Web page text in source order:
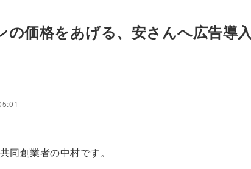
の価格をあげる、安さんへ広告導
同創業者の中村です。